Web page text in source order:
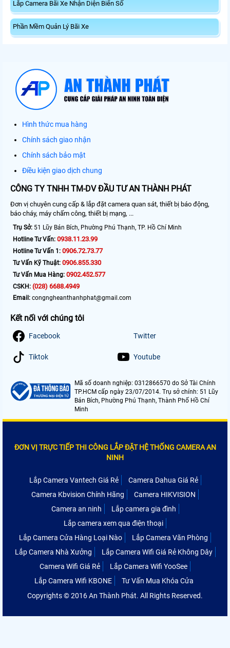
Lắp Camera Bãi Xe Nhận Diện Biển Số
Phần Mềm Quản Lý Bãi Xe
Hình thức mua hàng
Chính sách giao nhận
Chính sách bảo mật
Điều kiện giao dịch chung
CÔNG TY TNHH TM-DV ĐẦU TƯ AN THÀNH PHÁT
Đơn vị chuyên cung cấp & lắp đặt camera quan sát, thiết bị báo động,
báo cháy, máy chấm công, thiết bị mạng, ...
Trụ Sở: 51 Lũy Bán Bích, Phường Phú Thạnh, TP. Hồ Chí Minh
Hotline Tư Vấn: 0938.11.23.99
Hotline Tư Vấn 1: 0906.72.73.77
Tư Vấn Kỹ Thuật: 0906.855.330
Tư Vấn Mua Hàng: 0902.452.577
CSKH: (028) 6688.4949
Email: congngheanthanhphat@gmail.com
Kết nối với chúng tôi
Facebook Twitter
Tiktok Youtube
Mã số doanh nghiệp: 0312866570 do Sở Tài Chính
TP.HCM cấp ngày 23/07/2014. Trụ sở chính: 51 Lũy
Bán Bích, Phường Phú Thạnh, Thành Phố Hồ Chí
Minh
ĐƠN VỊ TRỰC TIẾP THI CÔNG LẮP ĐẶT HỆ THỐNG CAMERA AN
NINH
Lắp Camera Vantech Giá Rẻ
Camera Dahua Giá Rẻ
Camera Kbvision Chính Hãng
Camera HIKVISION
Camera an ninh
Lắp camera gia đình
Lắp camera xem qua điện thoại
Lắp Camera Cửa Hàng Loại Nào
Lắp Camera Văn Phòng
Lắp Camera Nhà Xưởng
Lắp Camera Wifi Giá Rẻ Không Dây
Camera Wifi Giá Rẻ
Lắp Camera Wifi YooSee
Lắp Camera Wifi KBONE
Tư Vấn Mua Khóa Cửa
Copyrights © 2016 An Thành Phát. All Rights Reserved.